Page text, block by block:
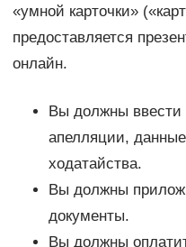
«умной карточки»
предоставляется
онлайн.
Вы должны
апелляции,
ходатайства.
Вы должны
документы.
Вы должны